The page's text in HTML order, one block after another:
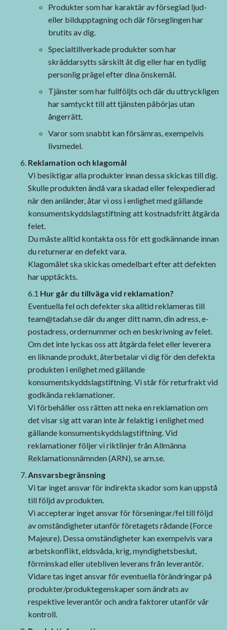
Produkter som har karaktär av förseglad ljud-
eller bildupptagning och där förseglingen har
brutits av dig.
Specialtillverkade produkter som har
skräddarsytts särskilt åt dig eller har en tydlig
personlig prägel efter dina önskemål.
Tjänster som har fullföljts och där du uttryckligen
har samtyckt till att tjänsten påbörjas utan
ångerrätt.
Varor som snabbt kan försämras, exempelvis
livsmedel.
Reklamation och klagomål
Vi besiktigar alla produkter innan dessa skickas till dig.
Skulle produkten ändå vara skadad eller felexpedierad
när den anländer, åtar vi oss i enlighet med gällande
konsumentskyddslagstiftning att kostnadsfritt åtgärda
felet.
Du måste alltid kontakta oss för ett godkännande innan
du returnerar en defekt vara.
Klagomålet ska skickas omedelbart efter att defekten
har upptäckts.
6.1 Hur går du tillväga vid reklamation?
Eventuella fel och defekter ska alltid reklameras till
team@tadah.sedär du anger ditt namn, din adress, e-
postadress, ordernummer och en beskrivning av felet.
Om det inte lyckas oss att åtgärda felet eller leverera
en liknande produkt, återbetalar vi dig för den defekta
produkten i enlighet med gällande
konsumentskyddslagstiftning. Vi står för returfrakt vid
godkända reklamationer.
Vi förbehåller oss rätten att neka en reklamation om
det visar sig att varan inte är felaktig i enlighet med
gällande konsumentskyddslagstiftning. Vid
reklamationer följer vi riktlinjer från Allmänna
Reklamationsnämnden (ARN), se arn.se.
Ansvarsbegränsning
Vi tar inget ansvar för indirekta skador som kan uppstå
till följd av produkten.
Vi accepterar inget ansvar för förseningar/fel till följd
av omständigheter utanför företagets rådande (Force
Majeure). Dessa omständigheter kan exempelvis vara
arbetskonflikt, eldsvåda, krig, myndighetsbeslut,
förminskad eller utebliven leverans från leverantör.
Vidare tas inget ansvar för eventuella förändringar på
produkter/produktegenskaper som ändrats av
respektive leverantör och andra faktorer utanför vår
kontroll.